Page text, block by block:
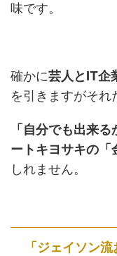
味です。
確かに芸人とIT企
を引きますがそれ
「自分でも出来る
ートキヨサキの「
しれません。
「ジェイソン